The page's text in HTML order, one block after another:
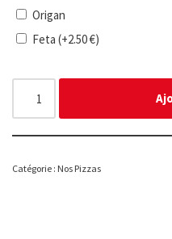
Origan
Feta (+2.50€)
Catégorie : Nos Pizzas